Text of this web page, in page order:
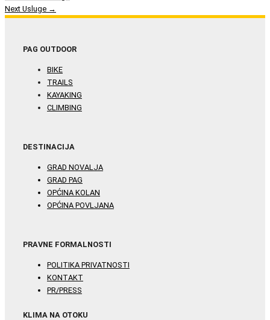
Next Usluge →
PAG OUTDOOR
BIKE
TRAILS
KAYAKING
CLIMBING
DESTINACIJA
GRAD NOVALJA
GRAD PAG
OPĆINA KOLAN
OPĆINA POVLJANA
PRAVNE FORMALNOSTI
POLITIKA PRIVATNOSTI
KONTAKT
PR/PRESS
KLIMA NA OTOKU